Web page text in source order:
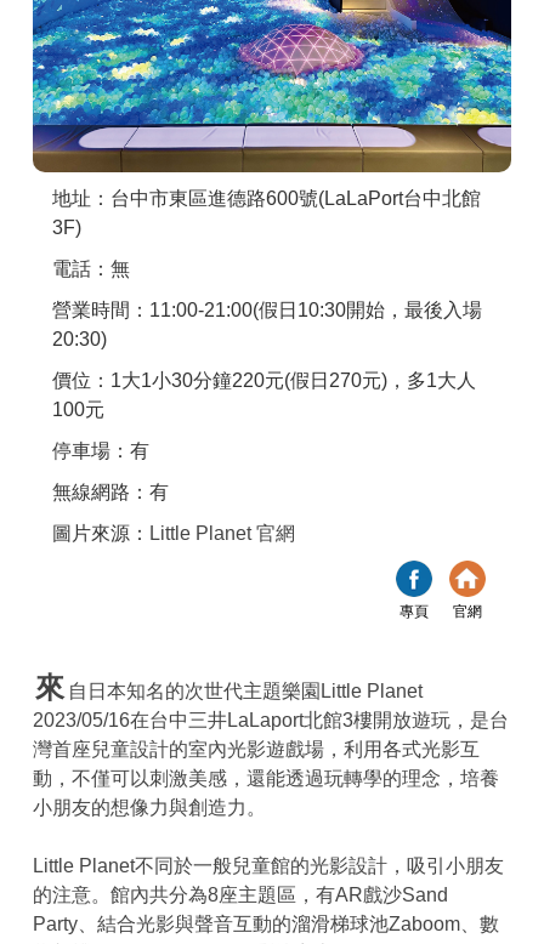
APP下載
地址：台中市東區進德路600號(LaLaPort台中北館
3F)
電話：無
營業時間：11:00-21:00(假日10:30開始，最後入場
20:30)
價位：1大1小30分鐘220元(假日270元)，多1大人
100元
停車場：有
無線網路：有
圖片來源： Little Planet 官網
專頁 官網
來 自日本知名的次世代主題樂園Little Planet
2023/05/16在台中三井LaLaport北館3樓開放遊玩，是台
灣首座兒童設計的室內光影遊戲場，利用各式光影互
動，不僅可以刺激美感，還能透過玩轉學的理念，培養
小朋友的想像力與創造力。
Little Planet不同於一般兒童館的光影設計，吸引小朋友
的注意。館內共分為8座主題區，有AR戲沙Sand
Party、結合光影與聲音互動的溜滑梯球池Zaboom、數